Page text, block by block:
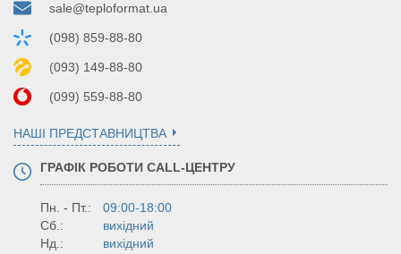
sale@teploformat.ua
(098) 859-88-80
(093) 149-88-80
(099) 559-88-80
НАШІ ПРЕДСТАВНИЦТВА
ГРАФІК РОБОТИ CALL-ЦЕНТРУ
Пн. - Пт.:
09:00-18:00
Сб.:
вихідний
Нд.:
вихідний